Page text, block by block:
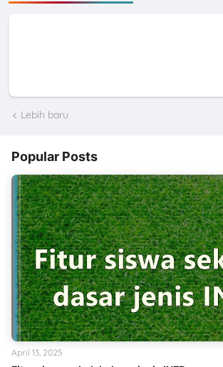
Lebih baru
Popular Posts
April 13, 2025